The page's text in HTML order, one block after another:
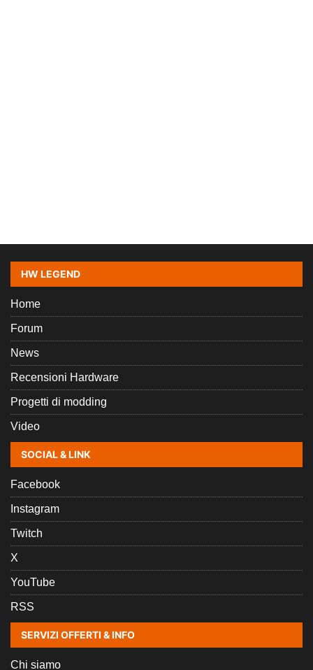
HW LEGEND
Home
Forum
News
Recensioni Hardware
Progetti di modding
Video
SOCIAL & LINK
Facebook
Instagram
Twitch
X
YouTube
RSS
SERVIZI OFFERTI & INFO
Chi siamo